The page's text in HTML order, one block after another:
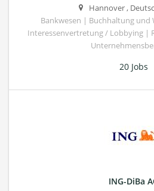
Hannover,
Bankwesen | Buchhaltung
Interessenvertretung / Lobbying |
20 Jobs
ING-DiBa